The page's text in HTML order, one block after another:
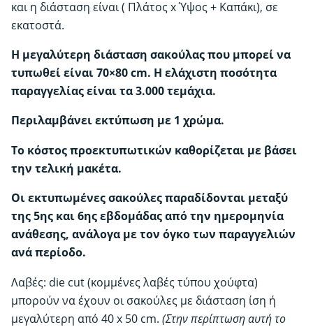
σας
ποσότητα
και η διάσταση είναι ( Πλάτος x Ύψος + Καπάκι), σε
εκατοστά.
Η μεγαλύτερη διάσταση σακούλας που μπορεί να
τυπωθεί είναι 70×80 cm. Η ελάχιστη ποσότητα
παραγγελίας είναι τα 3.000 τεμάχια.
Περιλαμβάνει εκτύπωση με 1 χρώμα.
Το κόστος προεκτυπωτικών καθορίζεται με βάσει
την τελική μακέτα.
Οι εκτυπωμένες σακούλες παραδίδονται μεταξύ
της 5ης και 6ης εβδομάδας από την ημερομηνία
ανάθεσης, ανάλογα με τον όγκο των παραγγελιών
ανά περίοδο.
Λαβές: die cut (κομμένες λαβές τύπου χούφτα)
μπορούν να έχουν οι σακούλες με διάσταση ίση ή
μεγαλύτερη από 40 x 50 cm. (Στην περίπτωση αυτή το